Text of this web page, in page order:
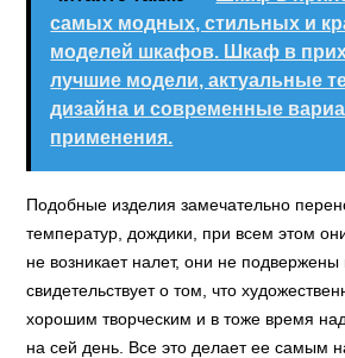
самых модных, стильных и
моделей шкафов. Шкаф в
лучшие модели, актуальные
дизайна и современные
применения.
Подобные изделия замечательно
температур, дождики, при всем этом
не возникает налет, они не подвержены
свидетельствует о том, что
хорошим творческим и в тоже время
на сей день. Все это делает ее самым